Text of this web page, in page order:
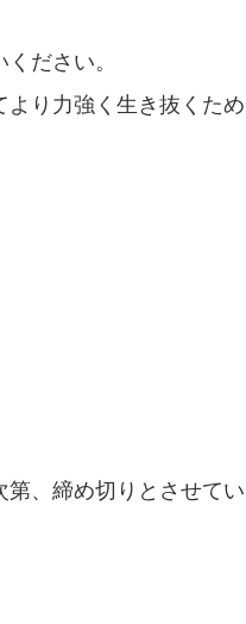
ださい。
り力強く生き抜くた
、締め切りとさせてい